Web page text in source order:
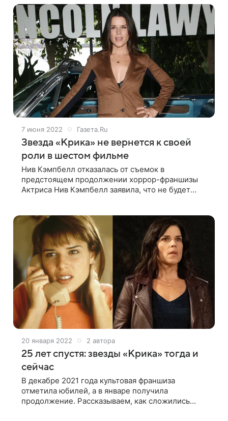
7 июня 2022 Газета.Ru
Звезда «Крика» не вернется к своей
роли в шестом фильме
Нив Кэмпбелл отказалась от съемок в
предстоящем продолжении хоррор-франшизы
Актриса Нив Кэмпбелл заявила, что не будет
Reporter со
20 января 2022 2 автора
25 лет спустя: звезды «Крика» тогда и
сейчас
В декабре 2021 года культовая франшиза
отметила юбилей, а в январе получила
продолжение. Рассказываем, как сложились